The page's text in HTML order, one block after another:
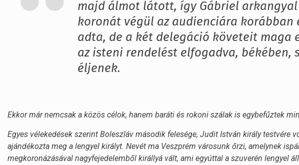
majd álmot látott, így Gábriel
koronát végül az audienciára korábban
adta, de a két delegáció követeit maga
az isteni rendelést elfogadva, békében,
éljenek.
Ekkor már nemcsak a közös célok, hanem baráti és rokoni szálak is egybefűztek
Egyes vélekedések szerint Boleszláv második felesége, Judit István király testvére
ajándékozta meg a lengyel királyt. Nevét ma Veszprém városunk őrzi, amelynek
megkoronázásával nagyfejedelemből királlyá vált, ami egyúttal a szuverén lengyel